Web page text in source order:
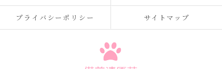
プライバシーポリシー サイトマップ